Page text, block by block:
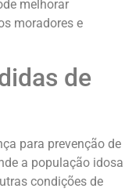
melhorar
moradores e
de
para prevenção de
a população idosa
condições de